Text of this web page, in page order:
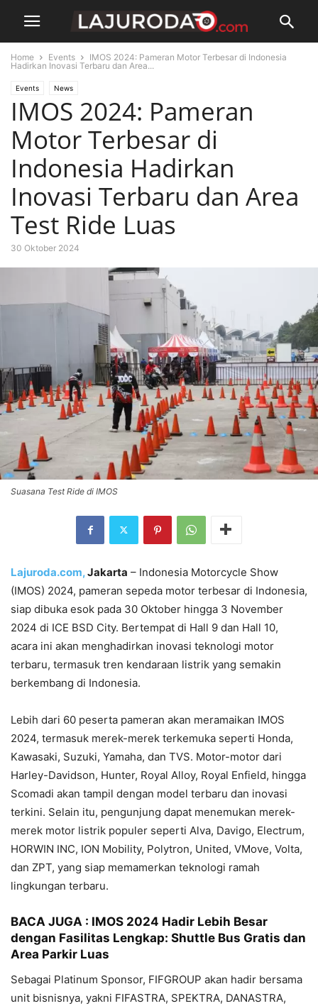
Home Events
IMOS 2024: Pameran Motor Terbesar di Indonesia
Hadirkan Inovasi Terbaru dan Area...
Events News
IMOS 2024: Pameran
Motor Terbesar di
Indonesia Hadirkan
Inovasi Terbaru dan Area
Test Ride Luas
30 Oktober 2024
Suasana Test Ride di IMOS
Lajuroda.com,Jakarta – Indonesia Motorcycle Show
(IMOS) 2024, pameran sepeda motor terbesar di Indonesia,
siap dibuka esok pada 30 Oktober hingga 3 November
2024 di ICE BSD City. Bertempat di Hall 9 dan Hall 10,
acara ini akan menghadirkan inovasi teknologi motor
terbaru, termasuk tren kendaraan listrik yang semakin
berkembang di Indonesia.
Lebih dari 60 peserta pameran akan meramaikan IMOS
2024, termasuk merek-merek terkemuka seperti Honda,
Kawasaki, Suzuki, Yamaha, dan TVS. Motor-motor dari
Harley-Davidson, Hunter, Royal Alloy, Royal Enfield, hingga
Scomadi akan tampil dengan model terbaru dan inovasi
terkini. Selain itu, pengunjung dapat menemukan merek-
merek motor listrik populer seperti Alva, Davigo, Electrum,
HORWIN INC, ION Mobility, Polytron, United, VMove, Volta,
dan ZPT, yang siap memamerkan teknologi ramah
lingkungan terbaru.
BACA JUGA : IMOS 2024 Hadir Lebih Besar
dengan Fasilitas Lengkap: Shuttle Bus Gratis dan
Area Parkir Luas
Sebagai Platinum Sponsor, FIFGROUP akan hadir bersama
unit bisnisnya, yakni FIFASTRA, SPEKTRA, DANASTRA,